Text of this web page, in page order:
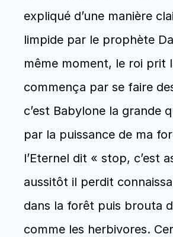
expliqué d’une manière
limpide par le prophète
même moment, le roi prit
commença par se faire
c’est Babylone la grande
par la puissance de ma
l’Eternel dit « stop, c’est
aussitôt il perdit
dans la forêt puis brouta
comme les herbivores.